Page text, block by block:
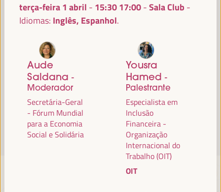
terça-feira 1 abril - 15:3017:00 Sala Club
Idiomas: Inglês, Espanhol
Aude
Saldana -
Moderador
Secretária-Geral
- Fórum Mundial
para a Economia
Social e Solidária
Yousra
Hamed -
Palestrante
Especialista em
Inclusão
Financeira -
Organização
Internacional do
Trabalho (OIT)
OIT